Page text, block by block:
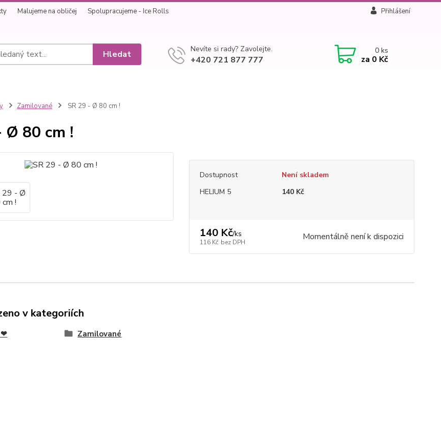
Malujeme na obličej Spolupracujeme - Ice Rolls Přihlášení
Hledat Nevíte si rady? Zavolejte.
+420 721 877 777
0ks
za 0 Kč
Zamilované SR 29 - Ø 80 cm !
Ø 80 cm !
Dostupnost
Není skladem
HELIUM 5
140 Kč
140 Kč/ks
116 Kč bez DPH Momentálně není k dispozici
v kategoriích
❤ Zamilované